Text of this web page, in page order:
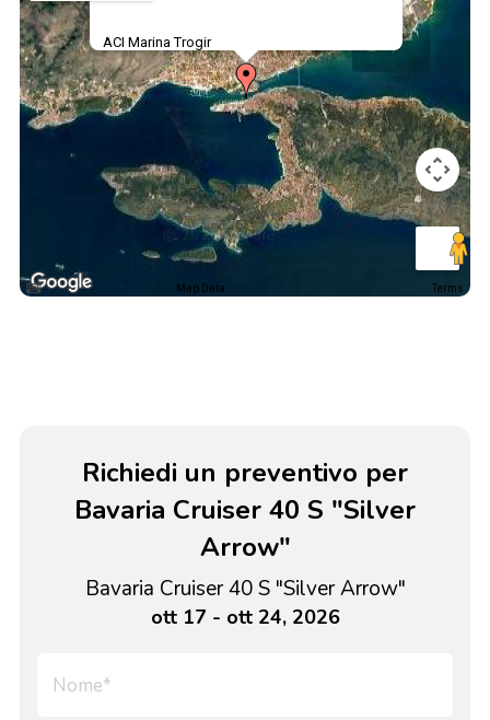
ACI Marina Trogir
Map Data Terms
Richiedi un preventivo per
Bavaria Cruiser 40 S "Silver
Arrow"
Bavaria Cruiser 40 S "Silver Arrow"
ott 17 - ott 24, 2026